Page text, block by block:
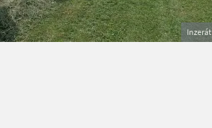
Inzerát